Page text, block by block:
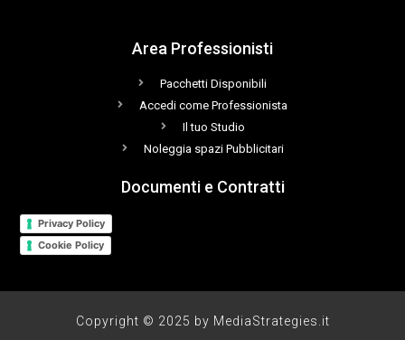
Area Professionisti
Pacchetti Disponibili
Accedi come Professionista
Il tuo Studio
Noleggia spazi Pubblicitari
Documenti e Contratti
Privacy Policy
Cookie Policy
Copyright © 2025 by MediaStrategies.it